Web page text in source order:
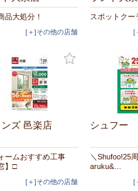
品大処分！
[＋]その他の店舗
スポットクー
[
ズ 邑楽店
ームおすすめ工事
】□
[＋]その他の店舗
シュフー
＼Shufoo!25
aruku&…
[